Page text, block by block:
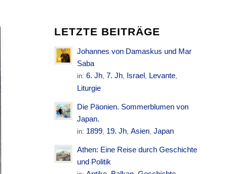
LETZTE BEITRÄGE
Johannes von Damaskus und Mar
Saba
in:6. Jh, 7. Jh, Israel, Levante,
Liturgie
Die Päonien. Sommerblumen von
Japan.
in: 1899, 19. Jh,Asien,Japan
Athen: Eine Reise durch Geschichte
und Politik